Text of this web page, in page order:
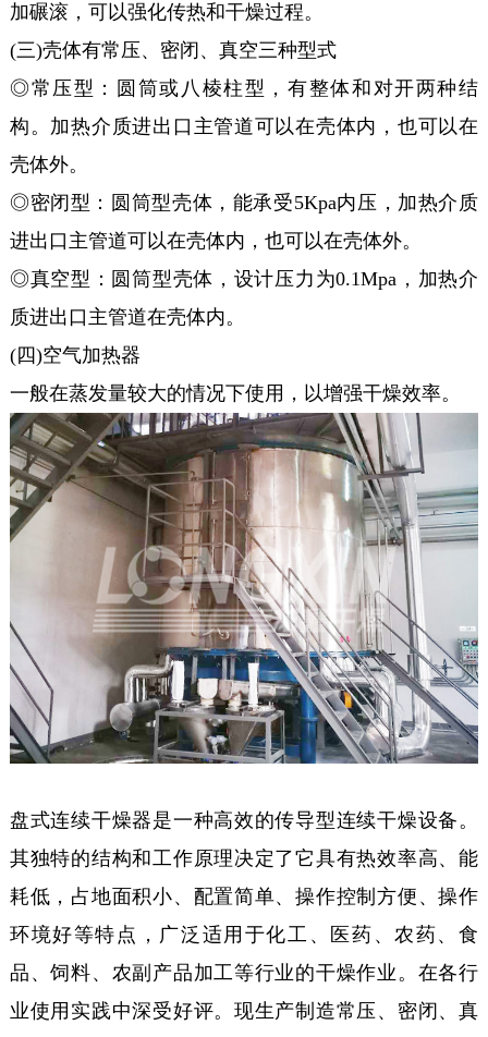
加碾滚，可以强化传热和干燥过程。
(三)壳体有常压、密闭、真空三种型式
◎常压型：圆筒或八棱柱型，有整体和对开两种结
构。加热介质进出口主管道可以在壳体内，也可以在
壳体外。
◎密闭型：圆筒型壳体，能承受5Kpa内压，加热介质
进出口主管道可以在壳体内，也可以在壳体外。
◎真空型：圆筒型壳体，设计压力为0.1Mpa，加热介
质进出口主管道在壳体内。
(四)空气加热器
一般在蒸发量较大的情况下使用，以增强干燥效率。
盘式连续干燥器是一种高效的传导型连续干燥设备。
其独特的结构和工作原理决定了它具有热效率高、能
耗低，占地面积小、配置简单、操作控制方便、操作
环境好等特点，广泛适用于化工、医药、农药、食
品、饲料、农副产品加工等行业的干燥作业。在各行
业使用实践中深受好评。现生产制造常压、密闭、真